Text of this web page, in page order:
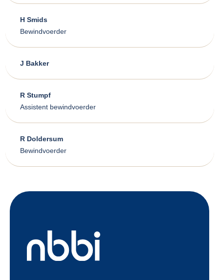
H Smids
Bewindvoerder
J Bakker
R Stumpf
Assistent bewindvoerder
R Doldersum
Bewindvoerder